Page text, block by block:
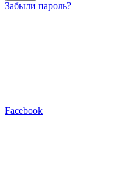
Забыли пароль?
Facebook